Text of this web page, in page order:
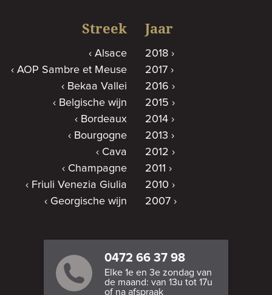
Streek
Alsace
AOP Sambre et Meuse
Bekaa Vallei
Belgische wijn
Bordeaux
Bourgogne
Cava
Champagne
Friuli Venezia Giulia
Georgische wijn
Jaar
2018
2017
2016
2015
2014
2013
2012
2011
2010
2007
0472 66 37 98
Elke 1e en 3e zondag van
de maand: van 13u tot 17u
of na afspraak